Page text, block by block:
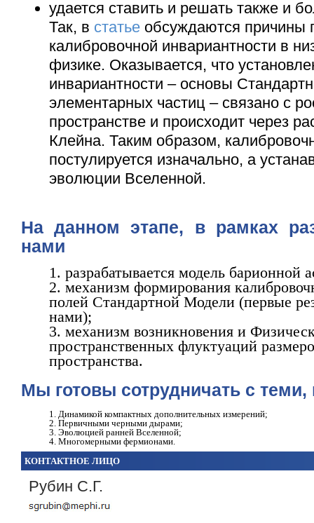
удается ставить и решать также и
Так, в статье обсуждаются причины
калибровочной инвариантности в
физике. Оказывается, что
инвариантности – основы
элементарных частиц – связано с
пространстве и происходит через
Клейна. Таким образом,
постулируется изначально, а
эволюции Вселенной.
На данном этапе, в рамках
нами
разрабатывается модель барионной
механизм формирования
полей Стандартной Модели (первые
нами);
механизм возникновения и
пространственных флуктуаций
пространства.
Мы готовы сотрудничать с теми,
Динамикой компактных дополнительных измерений;
Первичными черными дырами;
Эволюцией ранней Вселенной;
Многомерными фермионами.
КОНТАКТНОЕ ЛИЦО
Рубин С.Г.